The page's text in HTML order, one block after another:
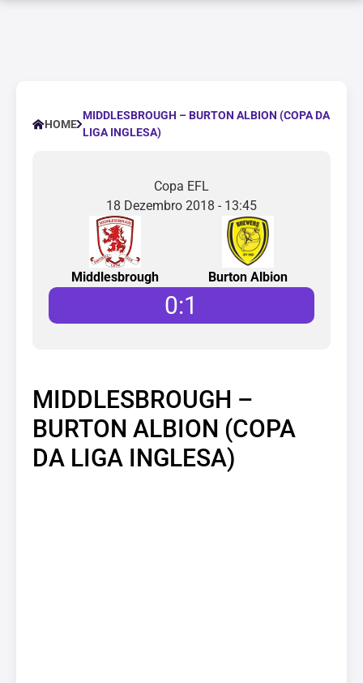
HOME
MIDDLESBROUGH – BURTON ALBION (COPA DA
LIGA INGLESA)
Copa EFL
18 Dezembro 2018 - 13:45
Middlesbrough Burton Albion
0:1
MIDDLESBROUGH –
BURTON ALBION (COPA
DA LIGA INGLESA)